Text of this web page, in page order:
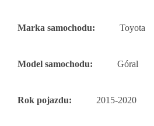
Marka samochodu: Toyota
Model samochodu: Góral
Rok pojazdu: 2015-2020